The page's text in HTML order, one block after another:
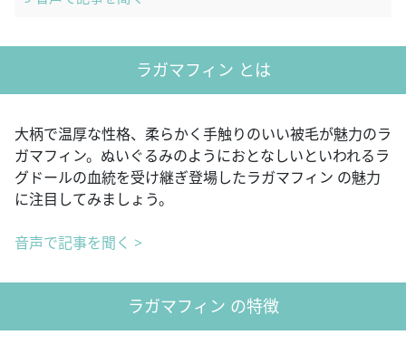
ラガマフィン とは
大柄で温厚な性格、柔らかく手触りのいい被毛が魅力のラ
ガマフィン。ぬいぐるみのようにおとなしいといわれるラ
グドールの血統を受け継ぎ登場したラガマフィン の魅力
に注目してみましょう。
音声で記事を聞く >
ラガマフィン の特徴